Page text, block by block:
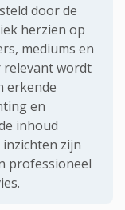
door de
herzien op
mediums en
relevant wordt
erkende
en
inhoud
zijn
professioneel